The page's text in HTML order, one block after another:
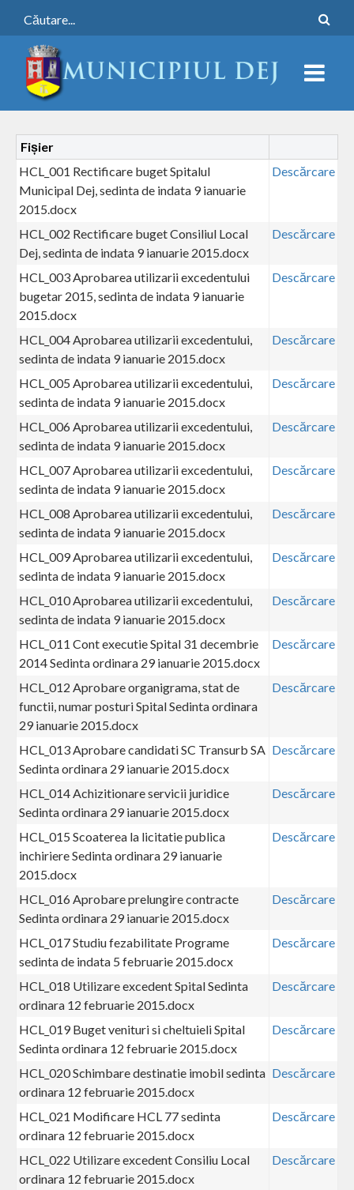
Fișier
HCL_001 Rectificare buget Spitalul
Municipal Dej, sedinta de indata 9 ianuarie
2015.docx
Descărcare
HCL_002 Rectificare buget Consiliul Local
Dej, sedinta de indata 9 ianuarie 2015.docx
Descărcare
HCL_003 Aprobarea utilizarii excedentului
bugetar 2015, sedinta de indata 9 ianuarie
2015.docx
Descărcare
HCL_004 Aprobarea utilizarii excedentului,
sedinta de indata 9 ianuarie 2015.docx
Descărcare
HCL_005 Aprobarea utilizarii excedentului,
sedinta de indata 9 ianuarie 2015.docx
Descărcare
HCL_006 Aprobarea utilizarii excedentului,
sedinta de indata 9 ianuarie 2015.docx
Descărcare
HCL_007 Aprobarea utilizarii excedentului,
sedinta de indata 9 ianuarie 2015.docx
Descărcare
HCL_008 Aprobarea utilizarii excedentului,
sedinta de indata 9 ianuarie 2015.docx
Descărcare
HCL_009 Aprobarea utilizarii excedentului,
sedinta de indata 9 ianuarie 2015.docx
Descărcare
HCL_010 Aprobarea utilizarii excedentului,
sedinta de indata 9 ianuarie 2015.docx
Descărcare
HCL_011 Cont executie Spital 31 decembrie
2014 Sedinta ordinara 29 ianuarie 2015.docx
Descărcare
HCL_012 Aprobare organigrama, stat de
functii, numar posturi Spital Sedinta ordinara
29 ianuarie 2015.docx
Descărcare
HCL_013 Aprobare candidati SC Transurb SA
Sedinta ordinara 29 ianuarie 2015.docx
Descărcare
HCL_014 Achizitionare servicii juridice
Sedinta ordinara 29 ianuarie 2015.docx
Descărcare
HCL_015 Scoaterea la licitatie publica
inchiriere Sedinta ordinara 29 ianuarie
2015.docx
Descărcare
HCL_016 Aprobare prelungire contracte
Sedinta ordinara 29 ianuarie 2015.docx
Descărcare
HCL_017 Studiu fezabilitate Programe
sedinta de indata 5 februarie 2015.docx
Descărcare
HCL_018 Utilizare excedent Spital Sedinta
ordinara 12 februarie 2015.docx
Descărcare
HCL_019 Buget venituri si cheltuieli Spital
Sedinta ordinara 12 februarie 2015.docx
Descărcare
HCL_020 Schimbare destinatie imobil sedinta
ordinara 12 februarie 2015.docx
Descărcare
HCL_021 Modificare HCL 77 sedinta
ordinara 12 februarie 2015.docx
Descărcare
HCL_022 Utilizare excedent Consiliu Local
ordinara 12 februarie 2015.docx
Descărcare